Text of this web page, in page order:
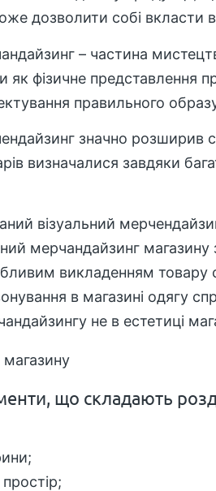
дозволити собі вкласти
– частина
фізичне представлення
правильного
значно розширив
визначалися завдяки
візуальний
мерчандайзинг
викладенням
в магазині одягу
не в естетиці
що складають